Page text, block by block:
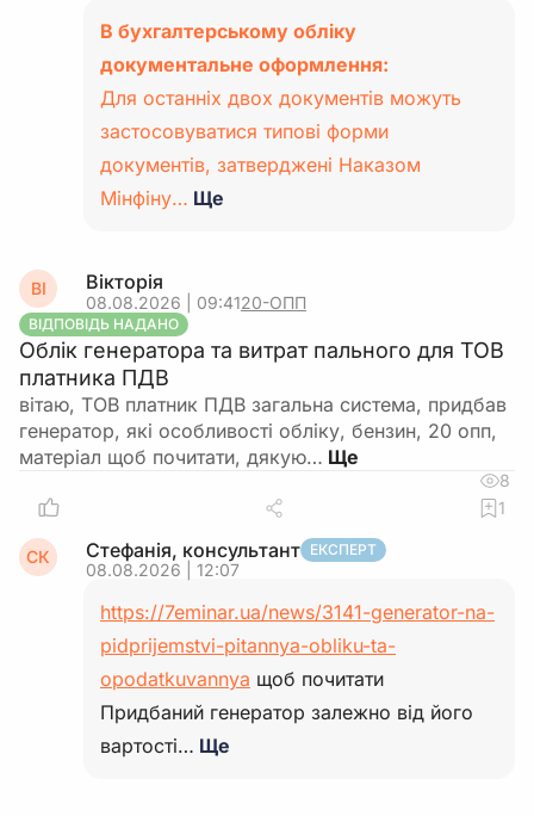
В бухгалтерському обліку
документальне оформлення:
Для останніх двох документів можуть
застосовуватися типові форми
документів, затверджені Наказом
Мінфіну… Ще
ВІ Вікторія
08.08.2026 | 09:4120-ОПП
ВІДПОВІДЬ НАДАНО
Облік генератора та витрат пального для ТОВ
платника ПДВ
вітаю, ТОВ платник ПДВ загальна система, придбав
генератор, які особливості обліку, бензин, 20 опп,
матеріал щоб почитати, дякую…
8
1
СК Стефанія, консультант ЕКСПЕРТ
08.08.2026 | 12:07
https://7eminar.ua/news/3141-generator-na-
pidprijemstvi-pitannya-obliku-ta-
opodatkuvannya щоб почитати
Придбаний генератор залежно від його
вартості… Ще